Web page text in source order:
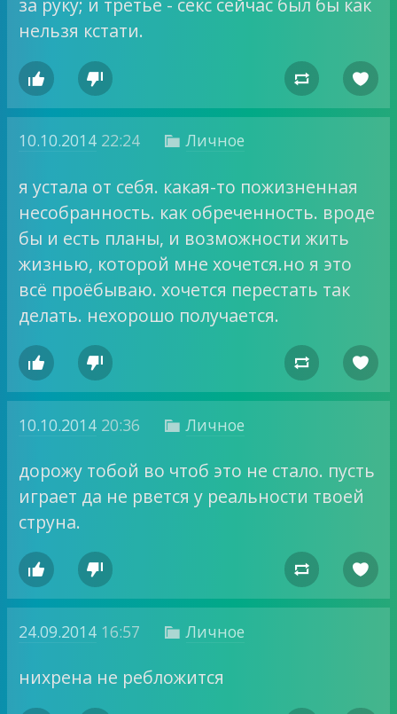
за руку; и третье - секс сейчас был бы как
нельзя кстати.
   
10.10.2014 22:24  Личное
я устала от себя. какая-то пожизненная
несобранность. как обреченность. вроде
бы и есть планы, и возможности жить
жизнью, которой мне хочется.но я это
всё проёбываю. хочется перестать так
делать. нехорошо получается.
   
10.10.2014 20:36  Личное
дорожу тобой во чтоб это не стало. пусть
играет да не рвется у реальности твоей
струна.
   
24.09.2014 16:57  Личное
нихрена не ребложится